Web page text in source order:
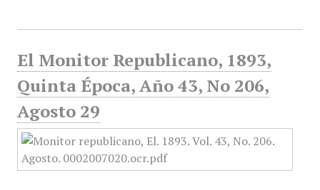
El Monitor Republicano, 1893,
Quinta Época, Año 43, No 206,
Agosto 29